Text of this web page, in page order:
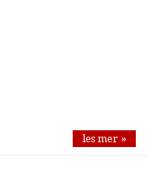
les mer »